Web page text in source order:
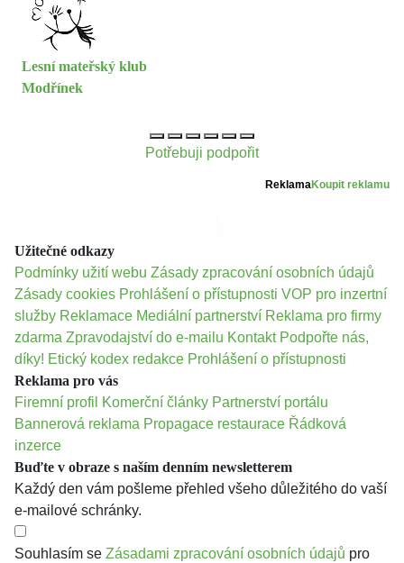
Lesní mateřský klub
Modřínek
Potřebuji podpořit
ReklamaKoupit reklamu
Užitečné odkazy
Podmínky užití webu Zásady zpracování osobních údajů
Zásady cookies Prohlášení o přístupnosti VOP pro inzertní
služby Reklamace Mediální partnerství Reklama pro firmy
zdarma Zpravodajství do e-mailu Kontakt Podpořte nás,
díky! Etický kodex redakce Prohlášení o přístupnosti
Reklama pro vás
Firemní profil
Komerční články Partnerství portálu
Bannerová reklama Propagace restaurace Řádková
inzerce
Buďte v obraze s naším denním newsletterem
Každý den vám pošleme přehled všeho důležitého do vaší
e-mailové schránky.
Souhlasím se Zásadami zpracování osobních údajů pro